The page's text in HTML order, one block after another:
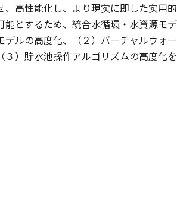
、高性能化し、より現实に即した实用的
能とするため、統合水循環・水資源モデ
デルの高度化、（２）バーチャルウォー
３）貯水池操作アルゴリズムの高度化を